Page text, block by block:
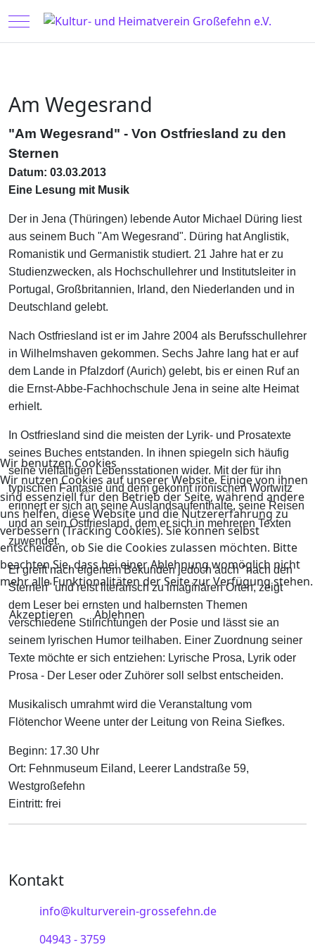
Mobile Menu Toggle
Am Wegesrand
"Am Wegesrand" - Von Ostfriesland zu den
Sternen
Datum: 03.03.2013
Eine Lesung mit Musik
Der in Jena (Thüringen) lebende Autor Michael Düring liest
aus seinem Buch "Am Wegesrand". Düring hat Anglistik,
Romanistik und Germanistik studiert. 21 Jahre hat er zu
Studienzwecken, als Hochschullehrer und Institutsleiter in
Portugal, Großbritannien, Irland, den Niederlanden und in
Deutschland gelebt.
Nach Ostfriesland ist er im Jahre 2004 als Berufsschullehrer
in Wilhelmshaven gekommen. Sechs Jahre lang hat er auf
dem Lande in Pfalzdorf (Aurich) gelebt, bis er einen Ruf an
die Ernst-Abbe-Fachhochschule Jena in seine alte Heimat
erhielt.
In Ostfriesland sind die meisten der Lyrik- und Prosatexte
seines Buches entstanden. In ihnen spiegeln sich häufig
seine vielfältigen Lebensstationen wider. Mit der für ihn
typischen Fantasie und dem gekonnt ironischen Wortwitz
erinnert er sich an seine Auslandsaufenthalte, seine Reisen
und an sein Ostfriesland, dem er sich in mehreren Texten
zuwendet.
Er greift nach eigenem Bekunden jedoch auch "nach den
Sternen" und reist literarisch zu imaginären Orten, zeigt
dem Leser bei ernsten und halbernsten Themen
verschiedene Stilrichtungen der Posie und lässt sie an
seinem lyrischen Humor teilhaben. Einer Zuordnung seiner
Texte möchte er sich entziehen: Lyrische Prosa, Lyrik oder
Prosa - Der Leser oder Zuhörer soll selbst entscheiden.
Musikalisch umrahmt wird die Veranstaltung vom
Flötenchor Weene unter der Leitung von Reina Siefkes.
Beginn: 17.30 Uhr
Ort: Fehnmuseum Eiland, Leerer Landstraße 59,
Westgroßefehn
Eintritt: frei
Kontakt
info@kulturverein-grossefehn.de
04943 - 3759
Wir benutzen Cookies
Wir nutzen Cookies auf unserer Website. Einige von ihnen
sind essenziell für den Betrieb der Seite, während andere
uns helfen, diese Website und die Nutzererfahrung zu
verbessern (Tracking Cookies). Sie können selbst
entscheiden, ob Sie die Cookies zulassen möchten. Bitte
beachten Sie, dass bei einer Ablehnung womöglich nicht
mehr alle Funktionalitäten der Seite zur Verfügung stehen.
Akzeptieren Ablehnen